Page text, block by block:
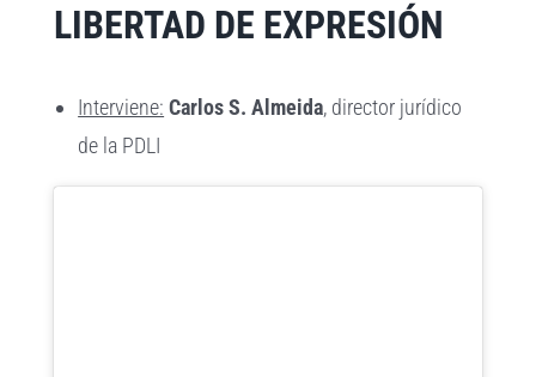
LIBERTAD DE EXPRESIÓN
Interviene: Carlos S. Almeida, director jurídico
de la PDLI